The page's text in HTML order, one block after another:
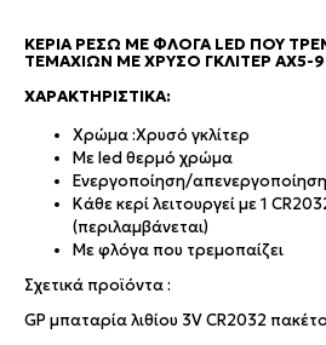
ΚΕΡΙΆ ΡΕΣΏ ΜΕ ΦΛΌΓΑ LED ΠΟΥ
ΤΕΜΑΧΊΩΝ ΜΕ ΧΡΥΣΌ ΓΚΛΊΤΕΡ AX5-
ΧΑΡΑΚΤΗΡΙΣΤΙΚΆ:
Χρώμα :Χρυσό γκλίτερ
Με led θερμό χρώμα
Ενεργοποίηση/απενεργοποίηση
Κάθε κερί λειτουργεί με 1
(περιλαμβάνεται)
Με φλόγα που τρεμοπαίζει
Σχετικά προϊόντα :
GP μπαταρία λιθίου 3V CR2032